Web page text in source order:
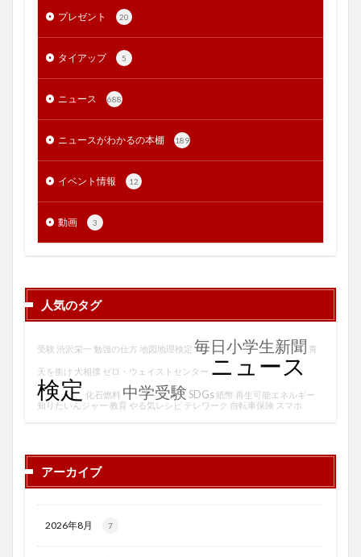
プレゼント 20
タイアップ 5
ニュース 688
ニュースがわかるの本棚 189
イベント情報 12
動画 3
人気のタグ
受験 渋沢栄一 勉強の仕方 地図地理検定 毎日小学生新聞 青
天を衝け 大相撲 ゼロ・ウェイストセンター ニュース
検定 化石燃料 中学受験 SDGs紙幣 再生可能エネルギー
知りたいんジャー 教育 やる気レシピ テレワーク 自転車保険 スマホ
アーカイブ
2026年8月 7